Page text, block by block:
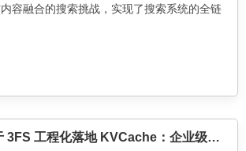
容融合的搜索挑战，实现了搜索系统的全链
阿里云 Tair 基于 3FS 工程化落地 KVCache：企业级部署、高可用运维与性能调优实践